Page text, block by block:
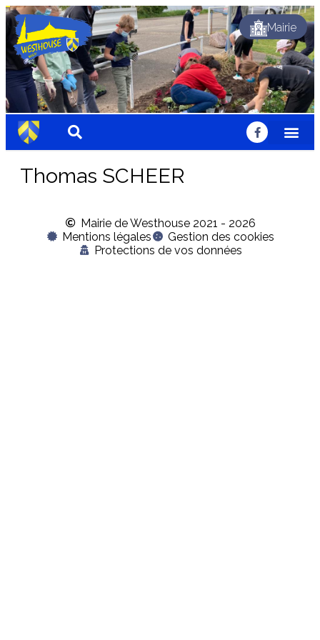
Mairie
Dynamique
Fleuri
Solidaire
Traditionnel
Festif
Sportif
Chaleureux
Accueillant
Nature
Dynamique
Fleuri
Solidaire
Traditionnel
Festif
Sportif
Chaleureux
Accueillant
Nature
Dynamique
Fleuri
Solidaire
Traditionnel
Festif
Sportif
Chaleureux
Accueillant
Nature
Thomas SCHEER
Mairie de Westhouse 2021 - 2026
Mentions légales
Gestion des cookies
Protections de vos données